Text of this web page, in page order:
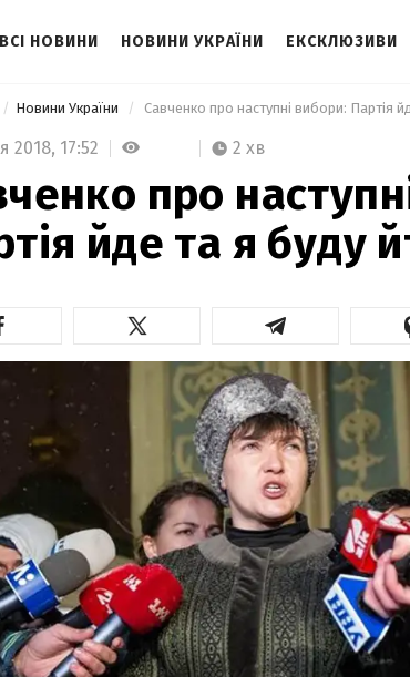
ВСІ НОВИНИ НОВИНИ УКРАЇНИ ЕКСКЛЮЗИВИ
Новини України Савченко про наступні вибори: Партія
2018, 17:52 2 хв
про
йде та я буду